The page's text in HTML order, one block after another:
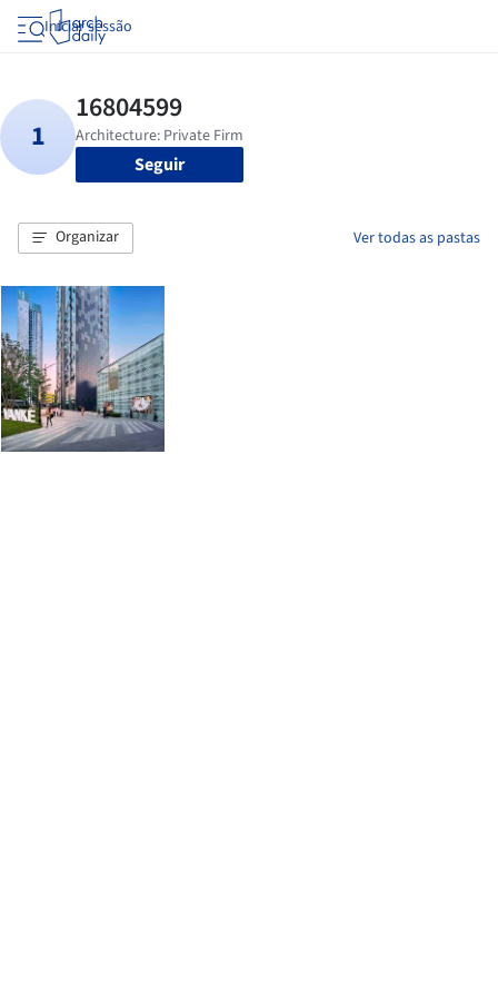
Iniciar sessão
Seguir
Organizar Ver todas as pastas